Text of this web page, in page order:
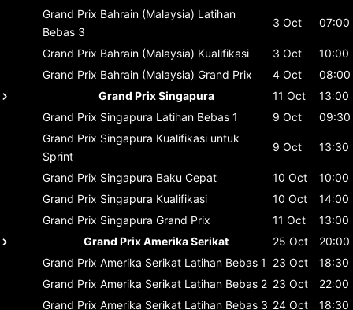
Grand Prix Bahrain (Malaysia) Latihan
Bebas 3
3 Oct 07:00
Grand Prix Bahrain (Malaysia) Kualifikasi 3 Oct
10:00
Grand Prix Bahrain (Malaysia) Grand Prix 4 Oct
08:00
Grand Prix Singapura
11 Oct
13:00
Grand Prix Singapura Latihan Bebas 1 9 Oct
09:30
Grand Prix Singapura Kualifikasi untuk
Sprint
9 Oct 13:30
Grand Prix Singapura Baku Cepat 10 Oct
10:00
Grand Prix Singapura Kualifikasi 10 Oct
14:00
Grand Prix Singapura Grand Prix 11 Oct
13:00
Grand Prix Amerika Serikat
25 Oct
20:00
Grand Prix Amerika Serikat Latihan Bebas 1 23 Oct
18:30
Grand Prix Amerika Serikat Latihan Bebas 2 23 Oct
22:00
Grand Prix Amerika Serikat Latihan Bebas 3 24 Oct 18:30